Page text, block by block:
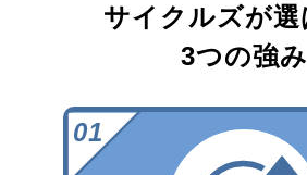
サイクルズが選
3つの強み